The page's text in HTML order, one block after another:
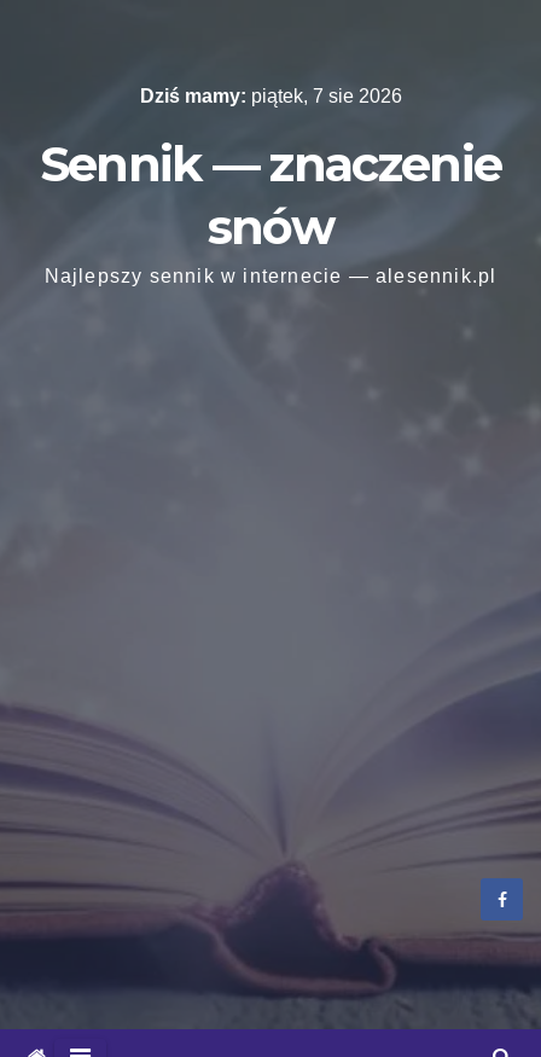
Dziś mamy: piątek, 7 sie 2026
Sennik — znaczenie
snów
Najlepszy sennik w internecie — alesennik.pl